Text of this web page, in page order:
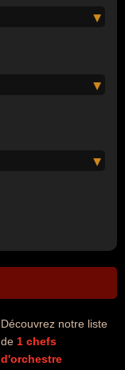
Découvrez notre liste
de 1 chefs
d'orchestre